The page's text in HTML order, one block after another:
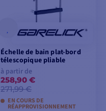
Échelle de bain plat-bord
télescopique pliable
à partir de
258,90 €
271,99 €
EN COURS DE
RÉAPPROVISIONNEMENT